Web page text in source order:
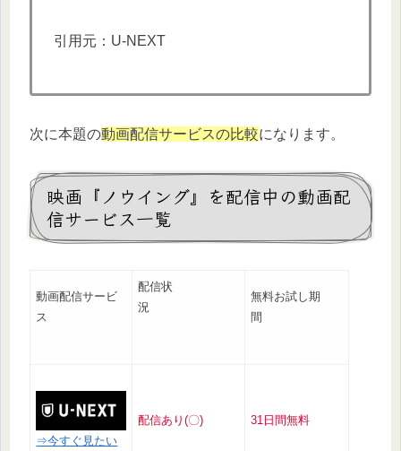
引用元：U-NEXT
次に本題の動画配信サービスの比較になります。
映画『ノウイング』を配信中の動画配
信サービス一覧
動画配信サービ
ス
配信状
況
無料お試し期
間
⇒今すぐ見たい
配信あり(〇) 31日間無料